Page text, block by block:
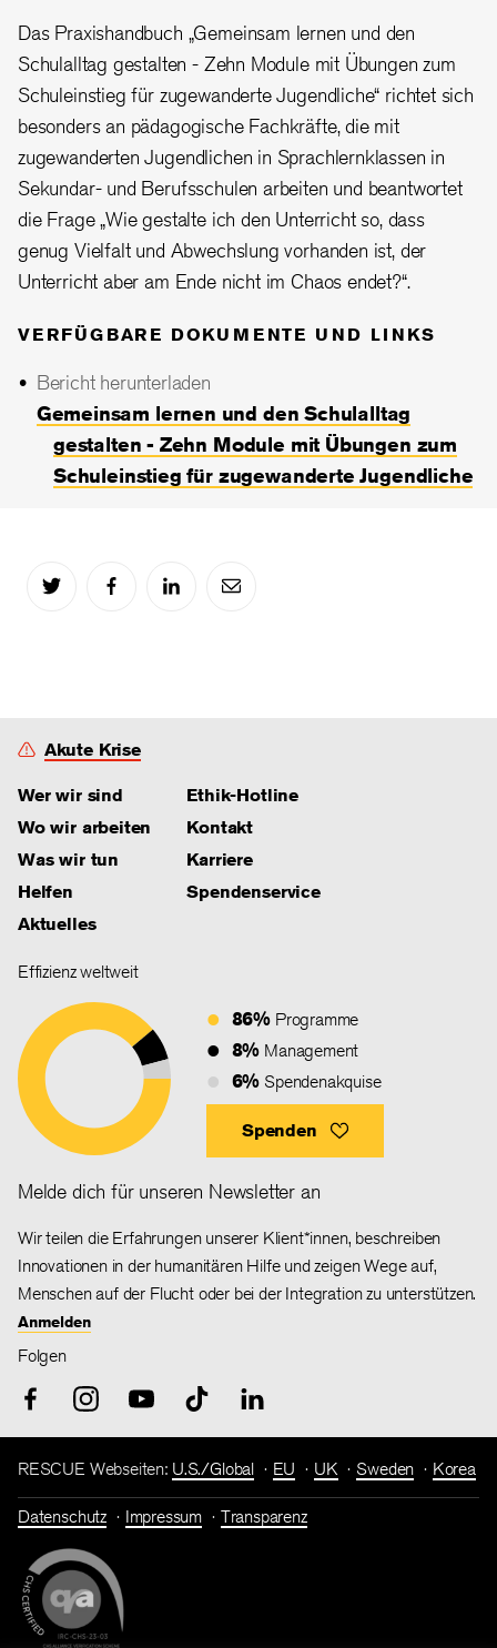
Das Praxishandbuch „Gemeinsam lernen und den
Schulalltag gestalten - Zehn Module mit Übungen zum
Schuleinstieg für zugewanderte Jugendliche“ richtet sich
besonders an pädagogische Fachkräfte, die mit
zugewanderten Jugendlichen in Sprachlernklassen in
Sekundar- und Berufsschulen arbeiten und beantwortet
die Frage „Wie gestalte ich den Unterricht so, dass
genug Vielfalt und Abwechslung vorhanden ist, der
Unterricht aber am Ende nicht im Chaos endet?“.
VERFÜGBARE DOKUMENTE UND LINKS
Bericht herunterladen
Gemeinsam lernen und den Schulalltag
gestalten - Zehn Module mit Übungen zum
Schuleinstieg für zugewanderte Jugendliche
Akute Krise
Wer wir sind
Wo wir arbeiten
Was wir tun
Helfen
Aktuelles
Ethik-Hotline
Kontakt
Karriere
Spendenservice
Effizienz weltweit
86% Programme
8% Management
6% Spendenakquise
Spenden
Melde dich für unseren Newsletter an
Wir teilen die Erfahrungen unserer Klient*innen, beschreiben
Innovationen in der humanitären Hilfe und zeigen Wege auf,
Menschen auf der Flucht oder bei der Integration zu unterstützen.
Anmelden
Folgen
RESCUE Webseiten: U.S./Global EU UK Sweden Korea
Datenschutz Impressum Transparenz